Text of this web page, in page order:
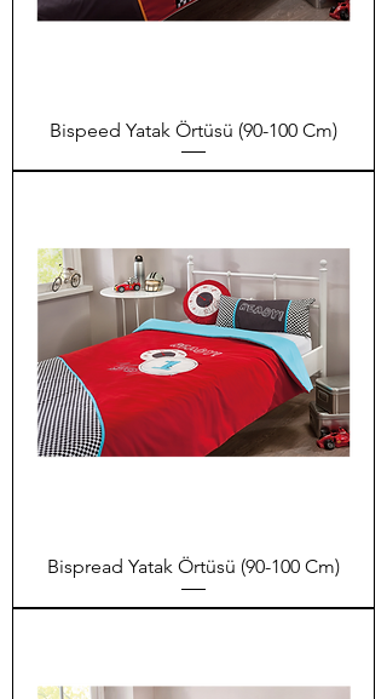
Bispeed Yatak Örtüsü (90-100 Cm)
Bispread Yatak Örtüsü (90-100 Cm)